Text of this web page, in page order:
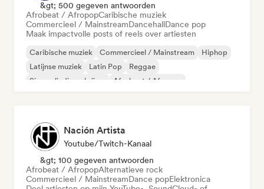
&gt; 500 gegeven antwoorden
Afrobeat / AfropopCaribische muziek
Commercieel / MainstreamDancehallDance pop
Maak impactvolle posts of reels over artiesten
Caribische muziek Commercieel / Mainstream
Hiphop
Latijnse muziek
Latin Pop
Reggae
Singer-liedjesschrijver
Afrobeat / Afropop
Nación Artista
Youtube/Twitch-Kanaal
&gt; 100 gegeven antwoorden
Afrobeat / AfropopAlternatieve rock
Commercieel / MainstreamDance popElektronica